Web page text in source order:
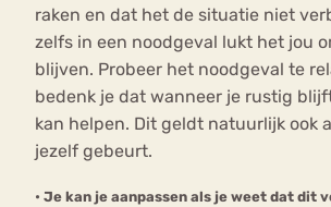
raken en dat het de situatie niet
zelfs in een noodgeval lukt het jou
blijven. Probeer het noodgeval te
bedenk je dat wanneer je rustig
kan helpen. Dit geldt natuurlijk ook
jezelf gebeurt.
• Je kan je aanpassen als je weet dat dit